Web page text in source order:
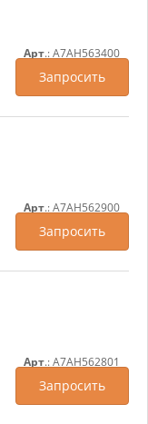
Арт.: A7AH563400
Запросить
Арт.: A7AH562900
Запросить
Арт.: A7AH562801
Запросить